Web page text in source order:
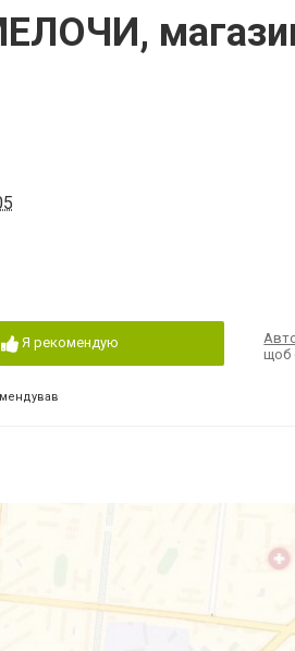
Я рекомендую
щоб